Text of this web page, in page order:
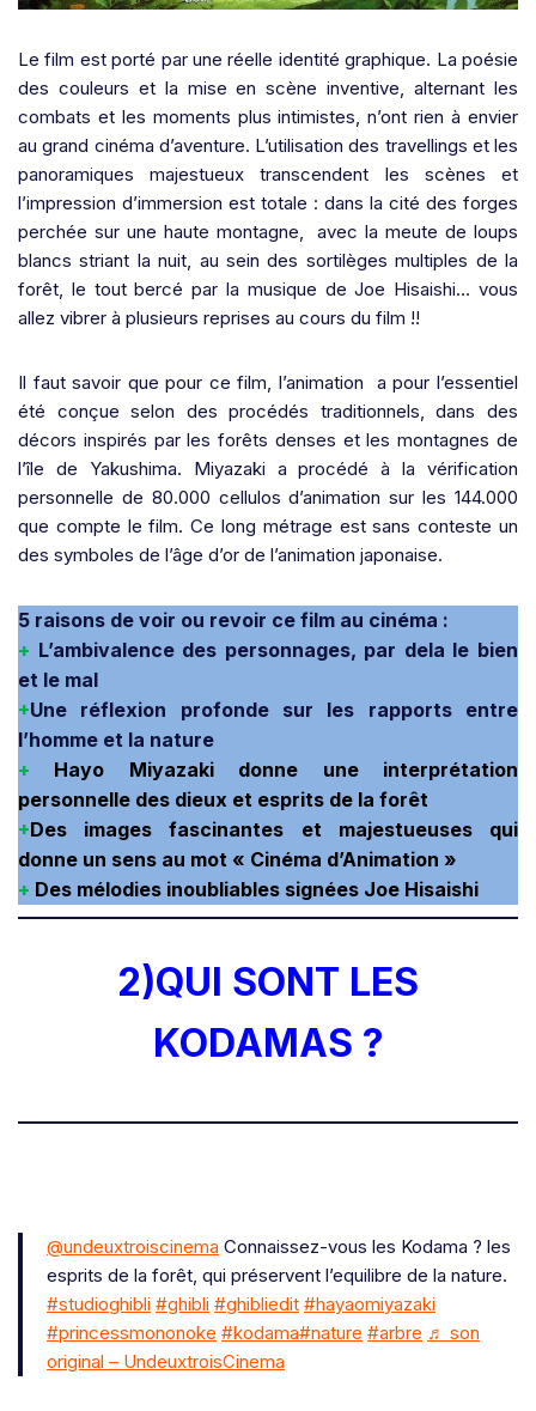
Le film est porté par une réelle identité graphique. La poésie
des couleurs et la mise en scène inventive, alternant les
combats et les moments plus intimistes, n’ont rien à envier
au grand cinéma d’aventure. L’utilisation des travellings et les
panoramiques majestueux transcendent les scènes et
l’impression d’immersion est totale : dans la cité des forges
perchée sur une haute montagne, avec la meute de loups
blancs striant la nuit, au sein des sortilèges multiples de la
forêt, le tout bercé par la musique de Joe Hisaishi… vous
allez vibrer à plusieurs reprises au cours du film !!
Il faut savoir que pour ce film, l’animation a pour l’essentiel
été conçue selon des procédés traditionnels, dans des
décors inspirés par les forêts denses et les montagnes de
l’île de Yakushima. Miyazaki a procédé à la vérification
personnelle de 80.000 cellulos d’animation sur les 144.000
que compte le film. Ce long métrage est sans conteste un
des symboles de l’âge d’or de l’animation japonaise.
5 raisons de voir ou revoir ce film au cinéma :
+ L’ambivalence des personnages, par dela le bien
et le mal
+Une réflexion profonde sur les rapports entre
l’homme et la nature
+ Hayo Miyazaki donne une interprétation
personnelle des dieux et esprits de la forêt
+Des images fascinantes et majestueuses qui
donne un sens au mot « Cinéma d’Animation »
+ Des mélodies inoubliables signées Joe Hisaishi
2)QUI SONT LES
KODAMAS ?
@undeuxtroiscinema Connaissez-vous les Kodama ? les
esprits de la forêt, qui préservent l’equilibre de la nature.
#studioghibli #ghibli #ghibliedit #hayaomiyazaki
#princessmononoke #kodama#nature #arbre ♬ son
original – UndeuxtroisCinema